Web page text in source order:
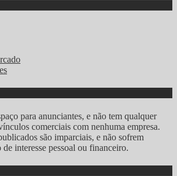
para anunciantes, e não tem qualquer
comerciais com nenhuma empresa.
são imparciais, e não sofrem
interesse pessoal ou financeiro.